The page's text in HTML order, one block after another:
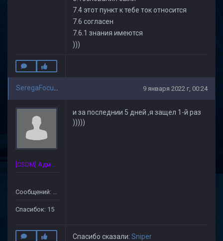
7.4 этот пункт к тебе ток относится
7.6 согласен
7.6.1 знания имеются
)))
9 января 2022 г, 00:24
[CSDM] Администратор
Сообщений: 89
Спасибок: 15
и за последнии 5 дней ,я защел 1-й раз
)))))
Спасибо сказали: Sniper